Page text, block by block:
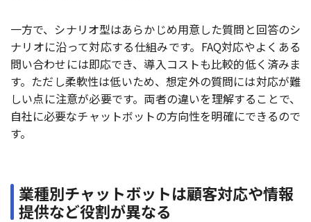
一方で、シナリオ型はあらかじめ用意した質問と回答のシ
ナリオに沿って対応する仕組みです。FAQ対応やよくある
問い合わせには即応でき、導入コストも比較的低く済みま
す。ただし柔軟性は低いため、想定外の質問には対応が難
しい点に注意が必要です。両者の違いを理解することで、
自社に必要なチャットボットの方向性を明確にできるので
す。
業種別チャットボットは顧客対応や情報
提供など役割が異なる